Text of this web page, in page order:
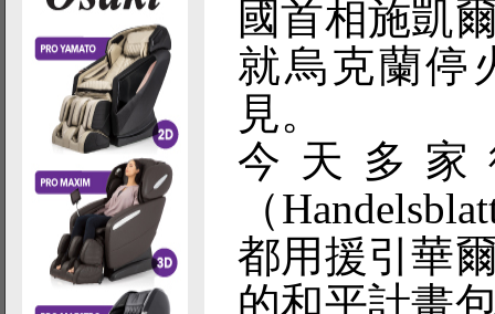
國首相施凱
就烏克蘭停
見。
今天多
（
都用援引華
的和平計畫